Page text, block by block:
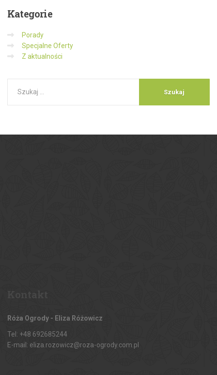
Kategorie
Porady
Specjalne Oferty
Z aktualności
Róża Ogrody - Eliza Różowicz
Tel: +48 692685244
E-mail: eliza.rozowicz@roza-ogrody.com.pl